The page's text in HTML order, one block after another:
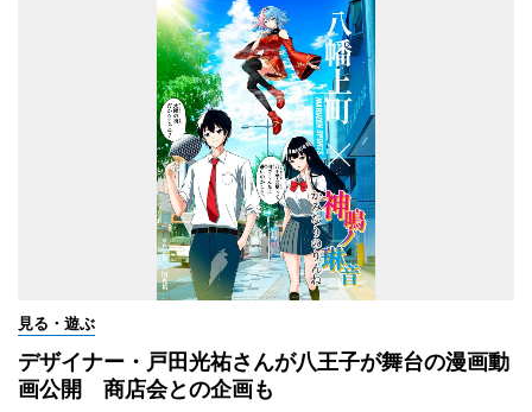
見る・遊ぶ
デザイナー・戸田光祐さんが八王子が舞台の漫画動
画公開 商店会との企画も